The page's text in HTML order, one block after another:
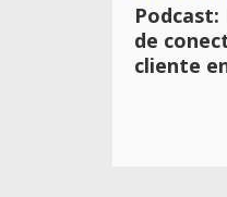
de
cliente